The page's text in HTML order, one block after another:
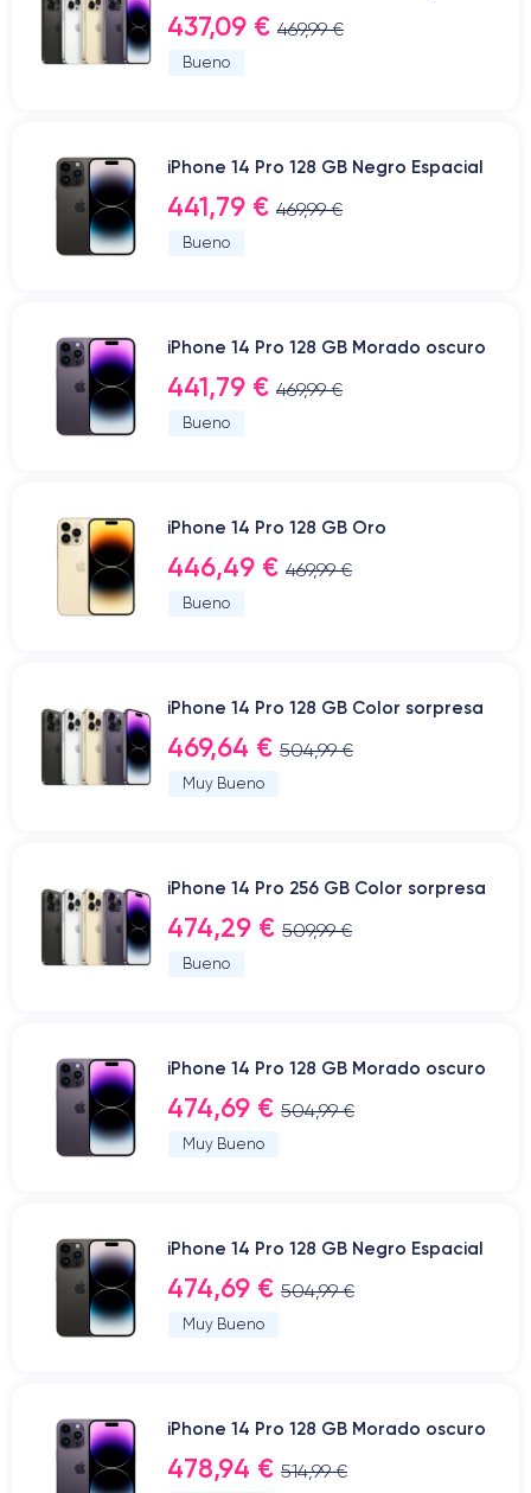
437,09 € 469,99 €
Bueno
iPhone 14 Pro 128 GB Negro Espacial
441,79 € 469,99 €
Bueno
iPhone 14 Pro 128 GB Morado oscuro
441,79 € 469,99 €
Bueno
iPhone 14 Pro 128 GB Oro
446,49 € 469,99 €
Bueno
iPhone 14 Pro 128 GB Color sorpresa
469,64 € 504,99 €
Muy Bueno
iPhone 14 Pro 256 GB Color sorpresa
474,29 € 509,99 €
Bueno
iPhone 14 Pro 128 GB Morado oscuro
474,69 € 504,99 €
Muy Bueno
iPhone 14 Pro 128 GB Negro Espacial
474,69 € 504,99 €
Muy Bueno
iPhone 14 Pro 128 GB Morado oscuro
478,94 € 514,99 €